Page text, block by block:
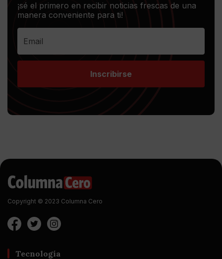
¡sé el primero en recibir noticias frescas de una
manera conveniente para ti!
Inscribirse
Copyright © 2023 Columna Cero
Tecnología